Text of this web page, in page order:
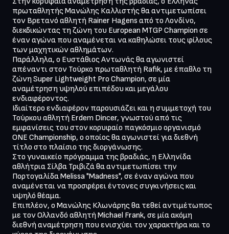
πρωταθλητής Μανώλης Καλλιστής θα αντιμετωπίσει
τον Βρετανό αθλητή Rainer Hagens από το Λονδίνο,
διεκδικώντας τη ζώνη του European MTGP Champion σε
έναν αγώνα που αναμένεται να καθηλώσει τους φίλους
των μαχητικών αθλημάτων.
Παράλληλα, ο Ευστάθιος Αντωνάς θα αγωνιστεί
απέναντι στον Τούρκο πρωταθλητή Rafik, με έπαθλο τη
ζώνη Super Lightweight Pro Champion, σε μία
αναμέτρηση υψηλού επιπέδου και μεγάλου
ενδιαφέροντος.
Ιδιαίτερο ενδιαφέρον παρουσιάζει και η συμμετοχή του
Τούρκου αθλητή Erdem Dincer, γνωστού από τις
εμφανίσεις του στον κορυφαίο παγκόσμιο οργανισμό
ONE Championship, ο οποίος θα αγωνιστεί για διεθνή
τίτλο στο πλαίσιο της διοργάνωσης.
Στο γυναικείο πρόγραμμα της βραδιάς, η Ελληνίδα
αθλήτρια Σίλβα Τριβιζά θα αντιμετωπίσει την
Πορτογαλίδα Melissa "Madness", σε έναν αγώνα που
αναμένεται να προσφέρει έντονες συγκινήσεις και
υψηλό θέαμα.
Επιπλέον, ο Μανώλης Κλωνάρης θα τεθεί αντιμέτωπος
με τον Ολλανδό αθλητή Michael Frank, σε μία ακόμη
διεθνή αναμέτρηση που ενισχύει τον χαρακτήρα και το